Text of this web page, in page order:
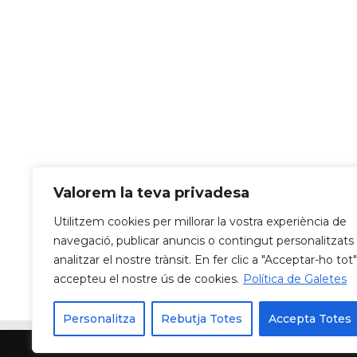
Valorem la teva privadesa
Utilitzem cookies per millorar la vostra experiència de
navegació, publicar anuncis o contingut personalitzats
analitzar el nostre trànsit. En fer clic a "Acceptar-ho
accepteu el nostre ús de cookies. Política de Galetes
Personalitza Rebutja Totes Accepta Totes